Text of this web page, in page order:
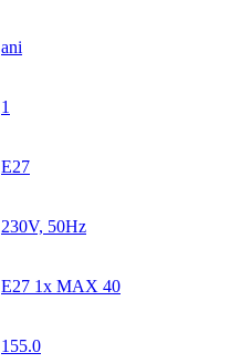
ani
1
E27
230V, 50Hz
E27 1x MAX 40
155.0